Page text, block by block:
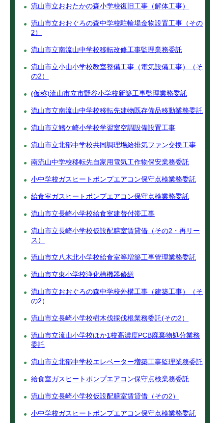
流山市立おおたかの森小学校復旧工事（解体工事）
流山市立おおぐろの森中学校駐輪場金物設置工事（その
2）
流山市立南流山中学校移転改修工事監理業務委託
流山市立小山小学校教室整備工事（電気設備工事）（そ
の2）
(仮称)流山市立市野谷小学校新築工事監理業務委託
流山市立南流山中学校移転先建物既存備品移動業務委託
流山市立鰭ケ崎小学校学習室空調設備設置工事
流山市立北部中学校共同調理場給排気ファン交換工事
南流山中学校移転先自家用電気工作物保安業務委託
小中学校ガスヒートポンプエアコン保守点検業務委託
給食室ガスヒートポンプエアコン保守点検業務委託
流山市立長崎小学校給食室建替付帯工事
流山市立長崎小学校仮設配膳室賃貸借（その2・再リー
ス）
流山市立八木北小学校給食室等増築工事管理業務委託
流山市立東小学校浄化槽機器修繕
流山市立おおぐろの森中学校外構工事（建築工事）（そ
の2）
流山市立長崎小学校樹木伐採伐根業務委託(その2）
流山市立流山小学校ほか1校高濃度PCB廃棄物処分業務
委託
流山市立北部中学校エレベーター増築工事監理業務委託
給食室ガスヒートポンプエアコン保守点検業務委託
流山市立長崎小学校仮設配膳室賃貸借（その2）
小中学校ガスヒートポンプエアコン保守点検業務委託